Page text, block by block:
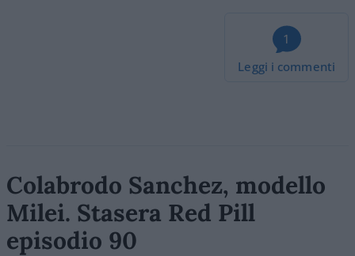
1
Leggi i commenti
Colabrodo Sanchez, modello
Milei. Stasera Red Pill
episodio 90